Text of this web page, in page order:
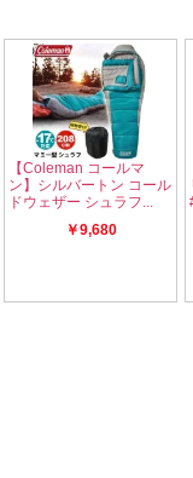
【Coleman コールマ
ン】シルバートン コール
ドウェザー シュラフ...
￥9,680